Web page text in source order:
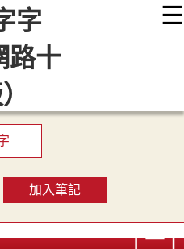
☰
說明
加入筆記